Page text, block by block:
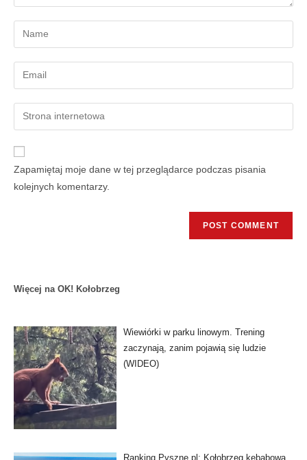
Zapamiętaj moje dane w tej przeglądarce podczas pisania
kolejnych komentarzy.
Więcej na OK! Kołobrzeg
Wiewiórki w parku linowym. Trening
zaczynają, zanim pojawią się ludzie
(WIDEO)
Ranking Pyszne.pl: Kołobrzeg kebabową